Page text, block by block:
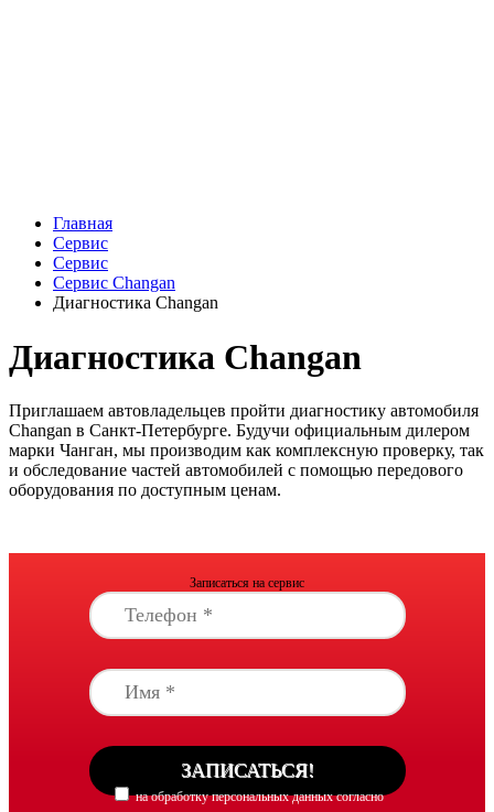
Главная
Сервис
Сервис
Сервис Changan
Диагностика Changan
Диагностика Changan
Приглашаем автовладельцев пройти диагностику автомобиля
Changan в Санкт-Петербурге. Будучи официальным дилером
марки Чанган, мы производим как комплексную проверку, так
и обследование частей автомобилей с помощью передового
оборудования по доступным ценам.
Записаться на сервис
на обработку персональных данных согласно